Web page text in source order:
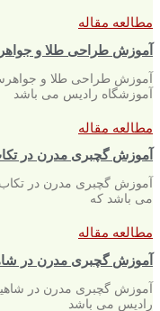
مطالعه مقاله
آموزش طراحی طلا و
آموزش طراحی طلا و
آموزشگاه رادیس می باشد
مطالعه مقاله
آموزش گچبری مدرن در
آموزش گچبری مدرن در
می باشد که
مطالعه مقاله
آموزش گچبری مدرن در
آموزش گچبری مدرن در
رادیس می باشد